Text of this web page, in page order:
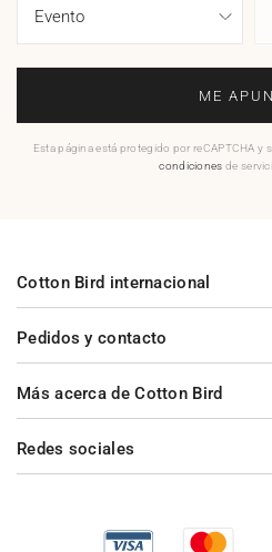
ME
Esta página está protegido por reCAPTCHA y
condiciones de
Pedidos y contacto
Más acerca de Cotton Bird
Cotton Bird internacional
Redes sociales